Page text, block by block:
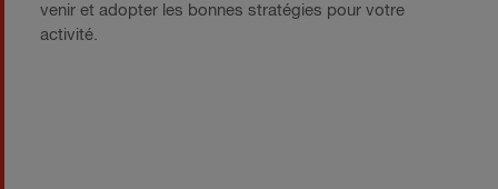
venir et adopter les bonnes stratégies pour votre
activité.